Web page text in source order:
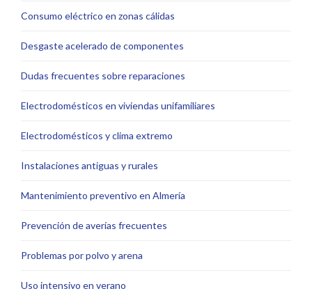
Consumo eléctrico en zonas cálidas
Desgaste acelerado de componentes
Dudas frecuentes sobre reparaciones
Electrodomésticos en viviendas unifamiliares
Electrodomésticos y clima extremo
Instalaciones antiguas y rurales
Mantenimiento preventivo en Almería
Prevención de averías frecuentes
Problemas por polvo y arena
Uso intensivo en verano